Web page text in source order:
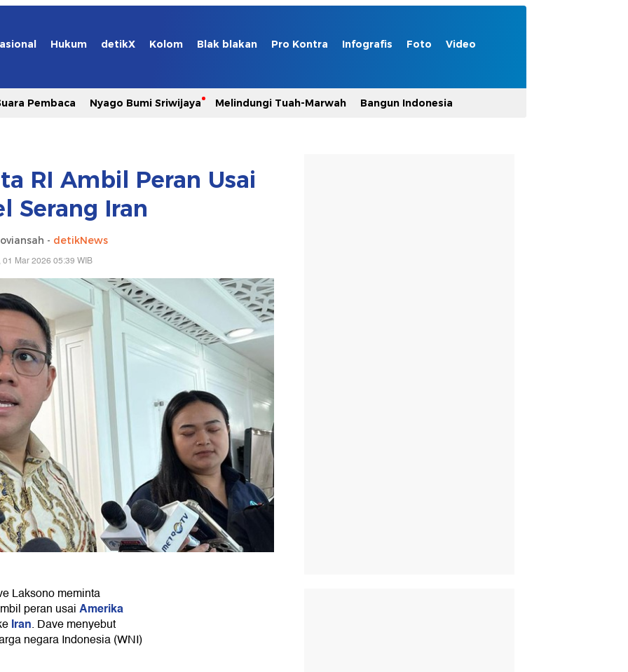
Hukum detikX Kolom Blak blakan Pro Kontra Infografis Foto Video
Pembaca Nyago Bumi Sriwijaya Melindungi Tuah-Marwah Bangun Indonesia
RI Ambil Peran Usai
Serang Iran
- detikNews
01 Mar 2026 05:39 WIB
Laksono meminta
peran usaiAmerika
Iran. Dave menyebut
negara Indonesia (WNI)